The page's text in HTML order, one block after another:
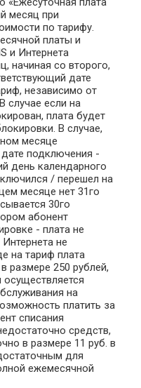
месяц при
по тарифу.
платы и
и Интернета
начиная со второго,
дате
независимо от
случае если на
плата будет
В случае,
месяце
дате подключения -
день календарного
/ перешел на
месяце нет 31го
30го
абонент
- плата не
не
на тариф плата
размере 250 рублей,
на
платить за
списания
средств,
в размере 11 руб. в
для
ежемесячной